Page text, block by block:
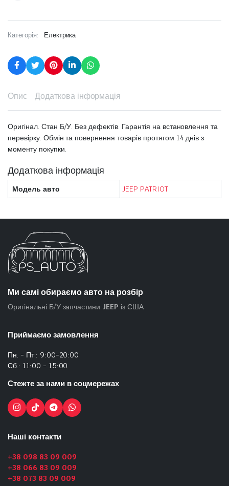
Категорія: Електрика
Опис Додаткова інформація
Оригінал. Стан Б/У. Без дефектів. Гарантія на встановлення та
перевірку. Обмін та повернення товарів протягом 14 днів з
моменту покупки.
Додаткова інформація
Модель авто JEEP PATRIOT
Ми самі обираємо авто на розбір
Оригінальні Б/У запчастини JEEP із США
Приймаємо замовлення
Пн. - Пт.: 9:00-20:00
Сб.: 11:00 - 15:00
Стежте за нами в соцмережах
Наші контакти
+38 098 83 09 009
+38 066 83 09 009
+38 073 83 09 009